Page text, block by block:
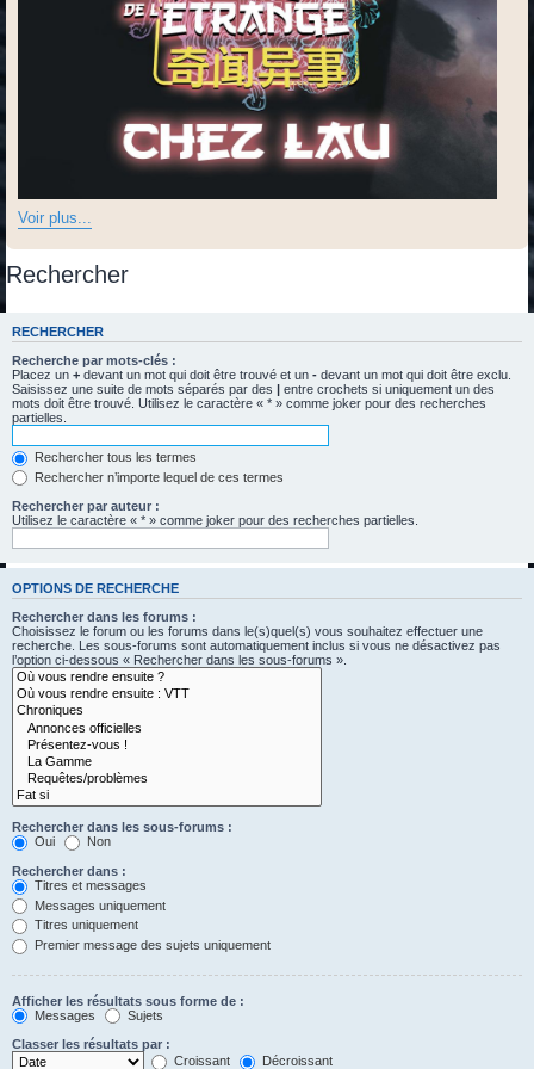
Voir plus...
Rechercher
RECHERCHER
Recherche par mots-clés :
Placez un + devant un mot qui doit être trouvé et un - devant un mot qui doit être exclu.
Saisissez une suite de mots séparés par des
entre crochets si uniquement un des
mots doit être trouvé. Utilisez le caractère « * » comme joker pour des recherches
partielles.
Rechercher tous les termes
Rechercher n’importe lequel de ces termes
Rechercher par auteur :
Utilisez le caractère « * » comme joker pour des recherches partielles.
OPTIONS DE RECHERCHE
Rechercher dans les forums :
Choisissez le forum ou les forums dans le(s)quel(s) vous souhaitez effectuer une
recherche. Les sous-forums sont automatiquement inclus si vous ne désactivez pas
l’option ci-dessous « Rechercher dans les sous-forums ».
Rechercher dans les sous-forums :
Oui
Non
Rechercher dans :
Titres et messages
Messages uniquement
Titres uniquement
Premier message des sujets uniquement
Afficher les résultats sous forme de :
Messages
Sujets
Classer les résultats par :
Croissant
Décroissant